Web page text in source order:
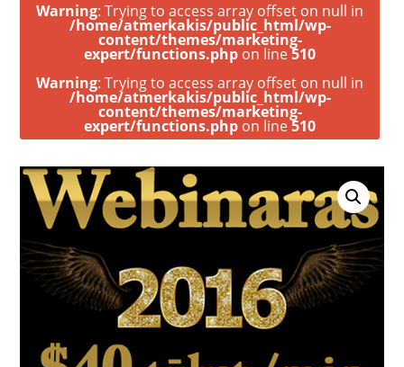
Warning: Trying to access array offset on null in
/home/atmerkakis/public_html/wp-
content/themes/marketing-
expert/functions.php on line510
Warning: Trying to access array offset on null in
/home/atmerkakis/public_html/wp-
content/themes/marketing-
expert/functions.php on line510